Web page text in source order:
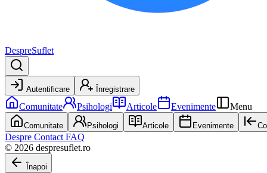
DespreSuflet
Autentificare Înregistrare
Comunitate Psihologi Articole Evenimente Menu
Comunitate Psihologi Articole Evenimente
Despre Contact FAQ
© 2026 despresuflet.ro
Înapoi